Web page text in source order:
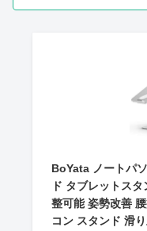
BoYata ノートパ
ド タブレットス
整可能 姿勢改善
コン スタンド 滑